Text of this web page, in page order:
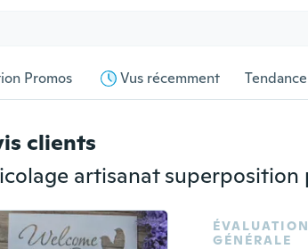
Promos Vus récemment Tendance
clients
ÉVALUATION
GÉNÉRALE